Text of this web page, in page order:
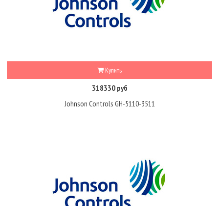
Купить
318330 руб
Johnson Controls GH-5110-3511